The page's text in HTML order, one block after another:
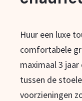
Huur een luxe
comfortabele
maximaal 3
tussen de
voorzieningen